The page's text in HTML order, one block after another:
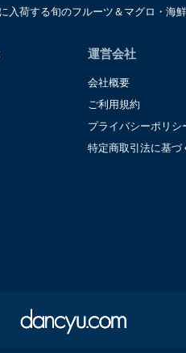
階
荷する旬のフルーツ＆マグロ・海
運営会社
会社概要
ご利用規約
プライバシーポリシ
特定商取引法に基づ